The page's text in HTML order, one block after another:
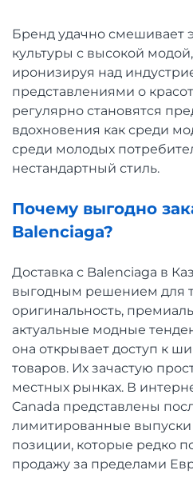
Бренд удачно смешивает
культуры с высокой
иронизируя над
представлениями о
регулярно становятся
вдохновения как среди
среди молодых
нестандартный стиль.
Почему выгодно
Balenciaga?
Доставка с Balenciaga в
выгодным решением для
оригинальность,
актуальные модные
она открывает доступ к
товаров. Их зачастую
местных рынках. В
Canada представлены
лимитированные
позиции, которые редко
продажу за пределами